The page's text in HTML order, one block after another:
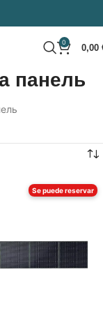
0 0,00
панель
Se puede reservar